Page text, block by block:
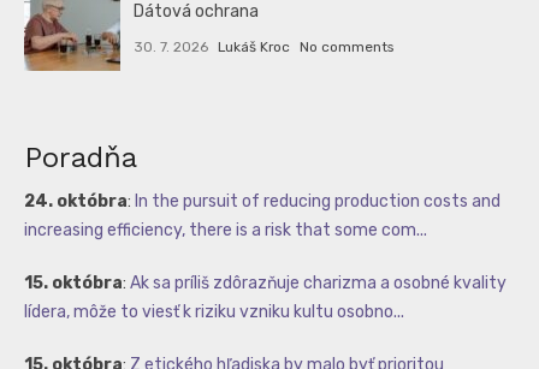
Dátová ochrana
30. 7. 2026 Lukáš Kroc No comments
Poradňa
24. októbra: In the pursuit of reducing production costs and
increasing efficiency, there is a risk that some com...
15. októbra: Ak sa príliš zdôrazňuje charizma a osobné kvality
lídera, môže to viesť k riziku vzniku kultu osobno...
15. októbra: Z etického hľadiska by malo byť prioritou